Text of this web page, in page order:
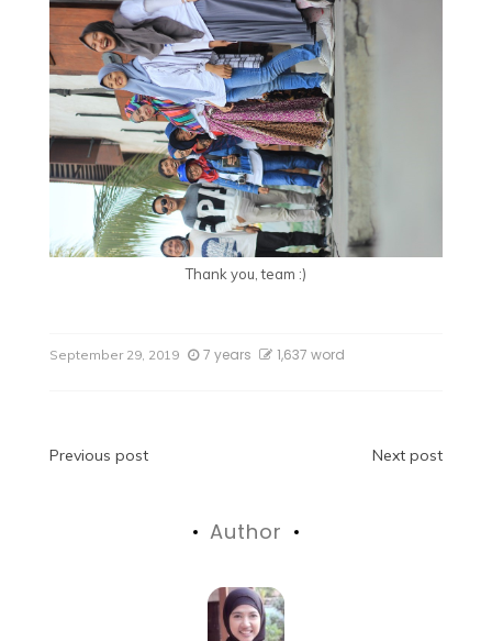
Thank you, team :)
September 29, 2019 7 years 1,637 word
Previous post Next post
Author